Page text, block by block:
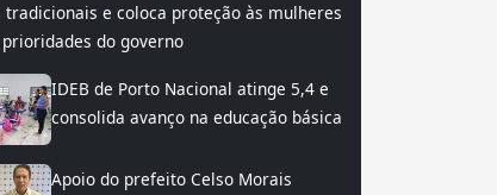
tradicionais e coloca proteção às mulheres
do governo
IDEB de Porto Nacional atinge 5,4 e
consolida avanço na educação básica
Apoio do prefeito Celso Morais